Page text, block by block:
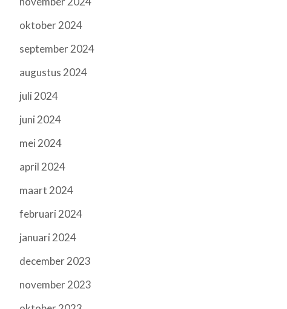
oktober 2024
september 2024
augustus 2024
juli 2024
juni 2024
mei 2024
april 2024
maart 2024
februari 2024
januari 2024
december 2023
november 2023